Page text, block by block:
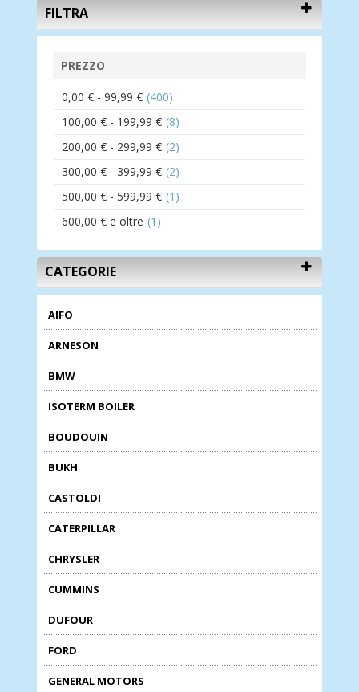
FILTRA
PREZZO
0,00 € - 99,99 € (400)
100,00 € - 199,99 € (8)
200,00 € - 299,99 € (2)
300,00 € - 399,99 € (2)
500,00 € - 599,99 € (1)
600,00 € e oltre (1)
CATEGORIE
AIFO
ARNESON
BMW
ISOTERM BOILER
BOUDOUIN
BUKH
CASTOLDI
CATERPILLAR
CHRYSLER
CUMMINS
DUFOUR
FORD
GENERAL MOTORS